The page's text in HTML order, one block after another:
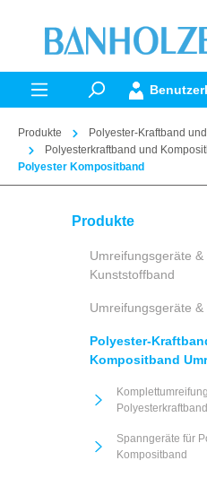
springen
Produkte
Polyester-Kraftband
Polyesterkraftband und
Polyester Kompositband
Produkte
Umreifungsgeräte &
Kunststoffband
Umreifungsgeräte
Polyester-
Kompositband
Spanngeräte für
Kompositband